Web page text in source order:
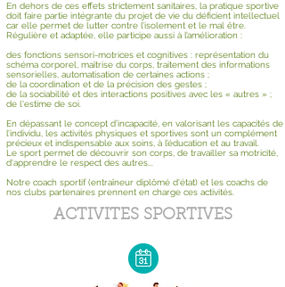
En dehors de ces effets strictement sanitaires, la pratique sportive
doit faire partie intégrante du projet de vie du déficient intellectuel
car elle permet de lutter contre l’isolement et le mal être.
Régulière et adaptée, elle participe aussi à l’amélioration :
des fonctions sensori-motrices et cognitives : représentation du
schéma corporel, maîtrise du corps, traitement des informations
sensorielles, automatisation de certaines actions ;
de la coordination et de la précision des gestes ;
de la sociabilité et des interactions positives avec les « autres » ;
de l'estime de soi.
En dépassant le concept d’incapacité, en valorisant les capacités de
l’individu, les activités physiques et sportives sont un complément
précieux et indispensable aux soins, à l’éducation et au travail.
Le sport permet de découvrir son corps, de travailler sa motricité,
d'apprendre le respect des autres...
Notre coach sportif (entraîneur diplômé d'état) et les coachs de
nos clubs partenaires prennent en charge ces activités.
ACTIVITES SPORTIVES